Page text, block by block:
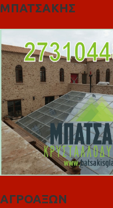
ΜΠΑΤΣΑΚΗΣ
ΑΓΡΟΑΞΩΝ